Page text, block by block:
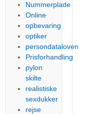
Nummerplade
Online
opbevaring
optiker
persondataloven
Prisforhandling
pylon
skilte
realistiske
sexdukker
rejse